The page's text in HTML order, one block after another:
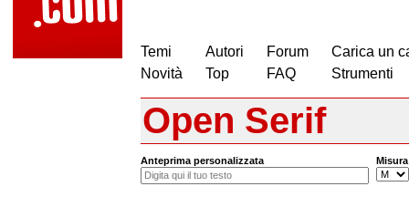
Temi
Novità
Autori
Top
Forum
FAQ
Carica un
Strumenti
Open Serif
Anteprima personalizzata Misura